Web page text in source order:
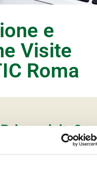
e
Visite
Roma
Prima visita?
e scegli